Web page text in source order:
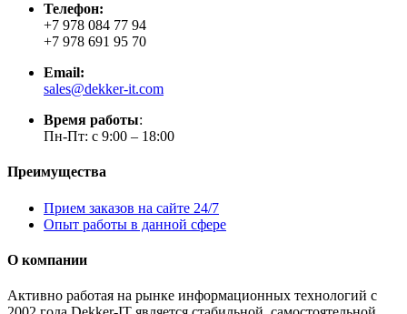
Телефон:
+7 978 084 77 94
+7 978 691 95 70
Email:
sales@dekker-it.com
Время работы:
Пн-Пт: с 9:00 – 18:00
Преимущества
Прием заказов на сайте 24/7
Опыт работы в данной сфере
О компании
Активно работая на рынке информационных технологий с